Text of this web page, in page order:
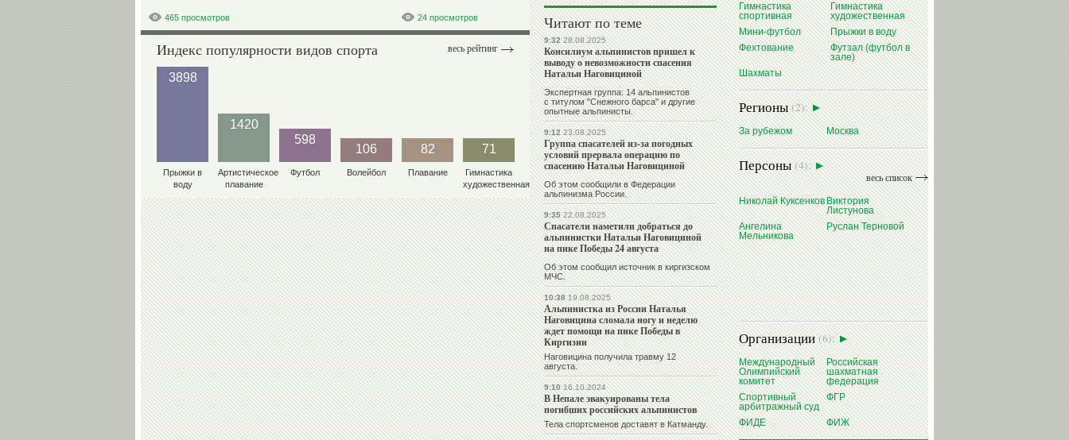
465 просмотров 24 просмотров
весь рейтинг
Индекс популярности видов спорта
3898
Прыжки в
воду
1420
Артистическое
плавание
598
Футбол
106
Волейбол
82
Плавание
71
Гимнастика
художественная
Читают по теме
9:3228.08.2025
Консилиум альпинистов пришел к
выводу о невозможности спасения
Натальи Наговициной
Экспертная группа: 14 альпинистов
с титулом "Снежного барса" и другие
опытные альпинисты.
9:1223.08.2025
Группа спасателей из-за погодных
условий прервала операцию по
спасению Натальи Наговициной
Об этом сообщили в Федерации
альпинизма России.
9:3522.08.2025
Спасатели наметили добраться до
альпинистки Натальи Наговициной
на пике Победы 24 августа
Об этом сообщил источник в киргизском
МЧС.
10:3819.08.2025
Альпинистка из России Наталья
Наговицина сломала ногу и неделю
ждет помощи на пике Победы в
Киргизии
Наговицина получила травму 12
августа.
9:1016.10.2024
В Непале эвакуированы тела
погибших российских альпинистов
Тела спортсменов доставят в Катманду.
Гимнастика
спортивная
Гимнастика
художественная
Мини-футбол
Прыжки в воду
Фехтование
Футзал (футбол в
зале)
Шахматы
Регионы(2):
За рубежом Москва
Персоны(4):
весь список
Николай КуксенковВиктория
Листунова
Ангелина
Мельникова
Руслан Терновой
Организации(6):
Международный
Олимпийский
комитет
Российская
шахматная
федерация
Спортивный
арбитражный суд
ФГР
ФИДЕ ФИЖ